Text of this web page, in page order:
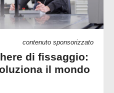
contenuto sponsorizzato
di fissaggio:
il mondo